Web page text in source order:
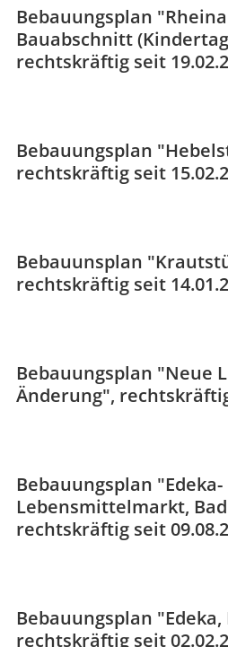
Bebauungsplan
Bauabschnitt
rechtskräftig seit
Bebauungsplan
rechtskräftig seit
Bebauunsplan
rechtskräftig seit
Bebauungsplan "Neue
Änderung",
Bebauungsplan "Edeka-
Lebensmittelmarkt,
rechtskräftig seit
Bebauungsplan "Edeka,
rechtskräftig seit